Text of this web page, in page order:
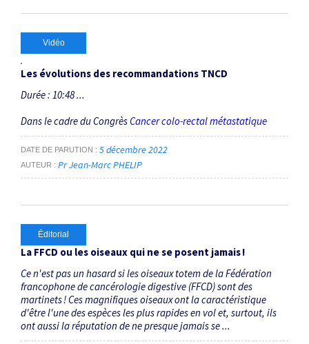
Vidéo
Les évolutions des recommandations TNCD
Durée : 10:48 ...
Dans le cadre du CongrèsCancer colo-rectal métastatique
DATE DE PARUTION 5 décembre 2022
AUTEUR Pr Jean-Marc PHELIP
Éditorial
La FFCD ou les oiseaux qui ne se posent jamais !
Ce n'est pas un hasard si les oiseaux totem de la Fédération
francophone de cancérologie digestive (FFCD) sont des
martinets ! Ces magnifiques oiseaux ont la caractéristique
d'être l'une des espèces les plus rapides en vol et, surtout, ils
ont aussi la réputation de ne presque jamais se ...